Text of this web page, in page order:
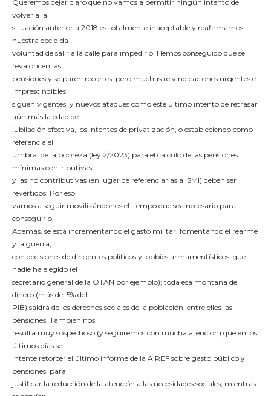
Queremos dejar claro que no vamos a permitir ningún intento de
volver a la
situación anterior a 2018 es totalmente inaceptable y reafirmamos
nuestra decidida
voluntad de salir a la calle para impedirlo. Hemos conseguido que se
revaloricen las
pensiones y se paren recortes, pero muchas reivindicaciones urgentes e
imprescindibles
siguen vigentes, y nuevos ataques como este último intento de retrasar
aún más la edad de
jubilación efectiva, los intentos de privatización, o estableciendo como
referencia el
umbral de la pobreza (ley 2/2023) para el cálculo de las pensiones
mínimas contributivas
y las no contributivas (en lugar de referenciarlas al SMI) deben ser
revertidos. Por eso
vamos a seguir movilizándonos el tiempo que sea necesario para
conseguirlo.
Además, se está incrementando el gasto militar, fomentando el rearme
y la guerra,
con decisiones de dirigentes políticos y lobbies armamentísticos, que
nadie ha elegido (el
secretario general de la OTAN por ejemplo); toda esa montaña de
dinero (más del 5% del
PIB) saldrá de los derechos sociales de la población, entre ellos las
pensiones. También nos
resulta muy sospechoso (y seguiremos con mucha atención) que en los
últimos días se
intente retorcer el último informe de la AIREF sobre gasto público y
pensiones, para
justificar la reducción de la atención a las necesidades sociales, mientras